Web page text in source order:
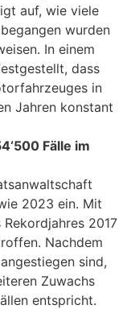
auf, wie viele
wurden
In einem
dass
in
Jahren konstant
Fälle im
2023 ein. Mit
Rekordjahres 2017
Nachdem
sind,
Zuwachs
entspricht.